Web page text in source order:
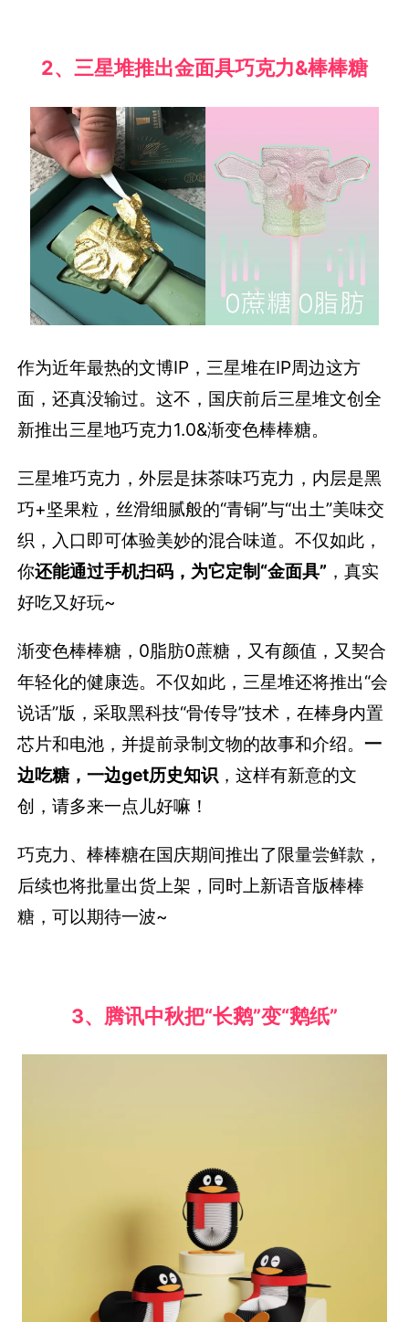
2、三星堆推出金面具巧克力&棒棒糖
作为近年最热的文博IP，三星堆在IP周边这方
面，还真没输过。这不，国庆前后三星堆文创全
新推出三星地巧克力1.0&渐变色棒棒糖。
三星堆巧克力，外层是抹茶味巧克力，内层是黑
巧+坚果粒，丝滑细腻般的“青铜”与“出土”美味交
织，入口即可体验美妙的混合味道。不仅如此，
你还能通过手机扫码，为它定制“金面具” ，真实
好吃又好玩~
渐变色棒棒糖，0脂肪0蔗糖，又有颜值，又契合
年轻化的健康选。不仅如此，三星堆还将推出“会
说话”版，采取黑科技“骨传导”技术，在棒身内置
芯片和电池，并提前录制文物的故事和介绍。一
边吃糖，一边get历史知识 ，这样有新意的文
创，请多来一点儿好嘛！
巧克力、棒棒糖在国庆期间推出了限量尝鲜款，
后续也将批量出货上架，同时上新语音版棒棒
糖，可以期待一波~
3、腾讯中秋把“长鹅”变“鹅纸”